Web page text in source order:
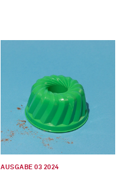
AUSGABE 03 2024